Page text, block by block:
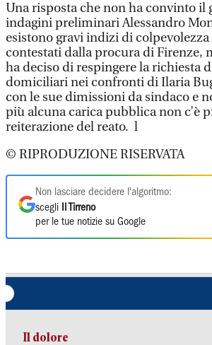
Una risposta che non ha convinto il
indagini preliminari Alessandro
esistono gravi indizi di
contestati dalla procura di Firenze,
ha deciso di respingere la richiesta
domiciliari nei confronti di Ilaria
con le sue dimissioni da sindaco e
più alcuna carica pubblica non c’è
reiterazione del reato. l
© RIPRODUZIONE RISERVATA
Non lasciare decidere l'algoritmo:
scegli
Il Tirreno
per le tue notizie su Google
Il dolore